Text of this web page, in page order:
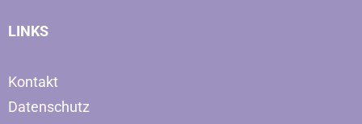
LINKS
Kontakt
Datenschutz